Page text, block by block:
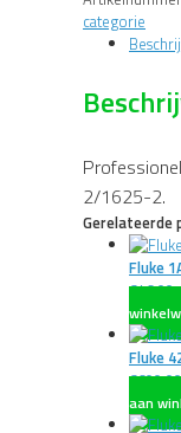
categorie
2/1625-2.
Gerelateerde
Fluke
€46,00
Fluke
€600,00
aan